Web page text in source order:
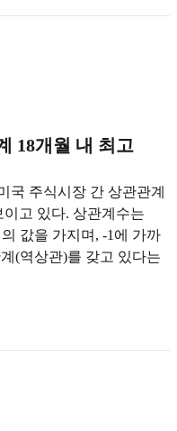
18개월 내 최고
국 주식시장 간 상관관계
고 있다. 상관계수는
값을 가지며, -1에 가까
(역상관)를 갖고 있다는